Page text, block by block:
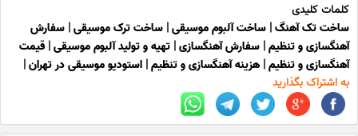
کلمات کلیدی
ساخت تک آهنگ| ساخت آلبوم موسیقی| ساخت ترک موسیقی| سفارش
آهنگسازی و تنظیم| سفارش آهنگسازی| تهیه و تولید آلبوم موسیقی| قیمت
آهنگسازی و تنظیم| هزینه آهنگسازی و تنظیم| استودیو موسیقی در تهران|
به اشتراک بگذارید